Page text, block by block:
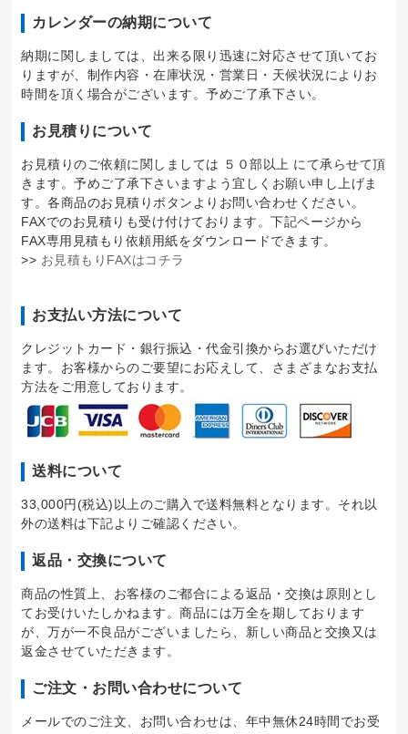
カレンダーの納期について
納期に関しましては、出来る限り迅速に対応させて頂いてお
りますが、制作内容・在庫状況・営業日・天候状況によりお
時間を頂く場合がございます。予めご了承下さい。
お見積りについて
お見積りのご依頼に関しましては ５０部以上 にて承らせて頂
きます。予めご了承下さいますよう宜しくお願い申し上げま
す。各商品のお見積りボタンよりお問い合わせください。
FAXでのお見積りも受け付けております。下記ページから
FAX専用見積もり依頼用紙をダウンロードできます。
>> お見積もりFAXはコチラ
お支払い方法について
クレジットカード・銀行振込・代金引換からお選びいただけ
ます。お客様からのご要望にお応えして、さまざまなお支払
方法をご用意しております。
送料について
33,000円(税込)以上のご購入で送料無料となります。それ以
外の送料は下記よりご確認ください。
返品・交換について
商品の性質上、お客様のご都合による返品・交換は原則とし
てお受けいたしかねます。商品には万全を期しております
が、万が一不良品がございましたら、新しい商品と交換又は
返金させていただきます。
ご注文・お問い合わせについて
メールでのご注文、お問い合わせは、年中無休24時間でお受